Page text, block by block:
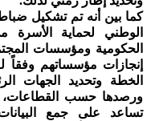
كما بين أنه تم تشكيل
الوطني لحماية الأسرة
الحكومية ومؤسسات
إنجازات مؤسساتهم وفقاً
الخطة وتحديد الجهات
ورصدها حسب القطاعات،
تساعد على جمع